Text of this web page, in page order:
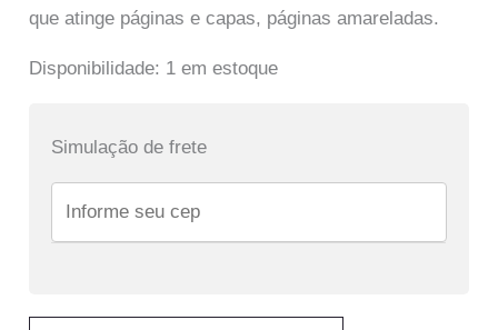
que atinge páginas e capas, páginas amareladas.
Disponibilidade: 1 em estoque
Simulação de frete